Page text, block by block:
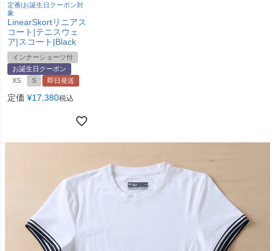
定番|お誕生日クーポン対
象
LinearSkortリニアス
コート|テニスウェ
ア|スコート|Black
インナーショーツ付
お誕生日クーポン
XS
S 即日発送
定価 ¥17,380税込